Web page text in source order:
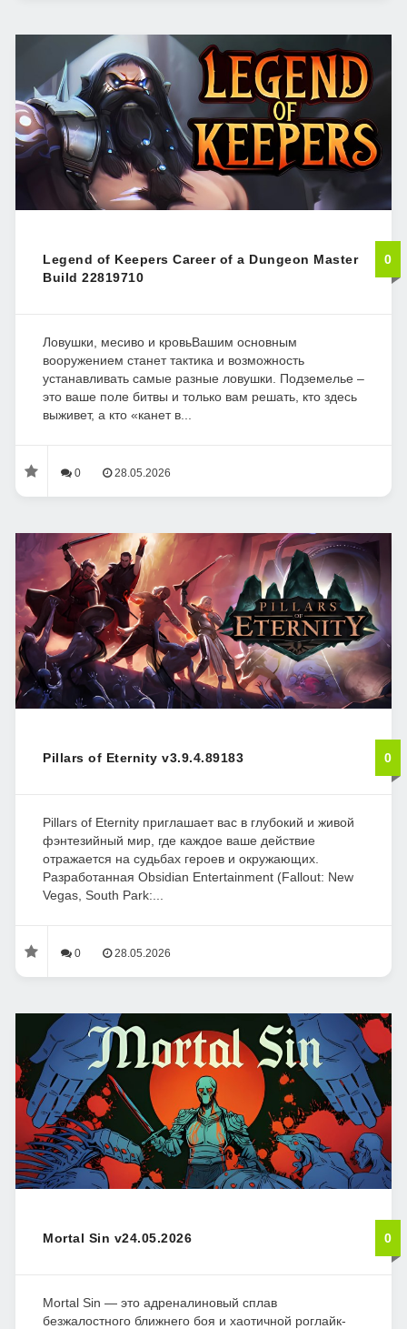
Legend of Keepers Career of a Dungeon Master
Build 22819710
0
Ловушки, месиво и кровьВашим основным
вооружением станет тактика и возможность
устанавливать самые разные ловушки. Подземелье –
это ваше поле битвы и только вам решать, кто здесь
выживет, а кто «канет в...
0 28.05.2026
Pillars of Eternity v3.9.4.89183 0
Pillars of Eternity приглашает вас в глубокий и живой
фэнтезийный мир, где каждое ваше действие
отражается на судьбах героев и окружающих.
Разработанная Obsidian Entertainment (Fallout: New
Vegas, South Park:...
0 28.05.2026
Mortal Sin v24.05.2026 0
Mortal Sin — это адреналиновый сплав
безжалостного ближнего боя и хаотичной роглайк-